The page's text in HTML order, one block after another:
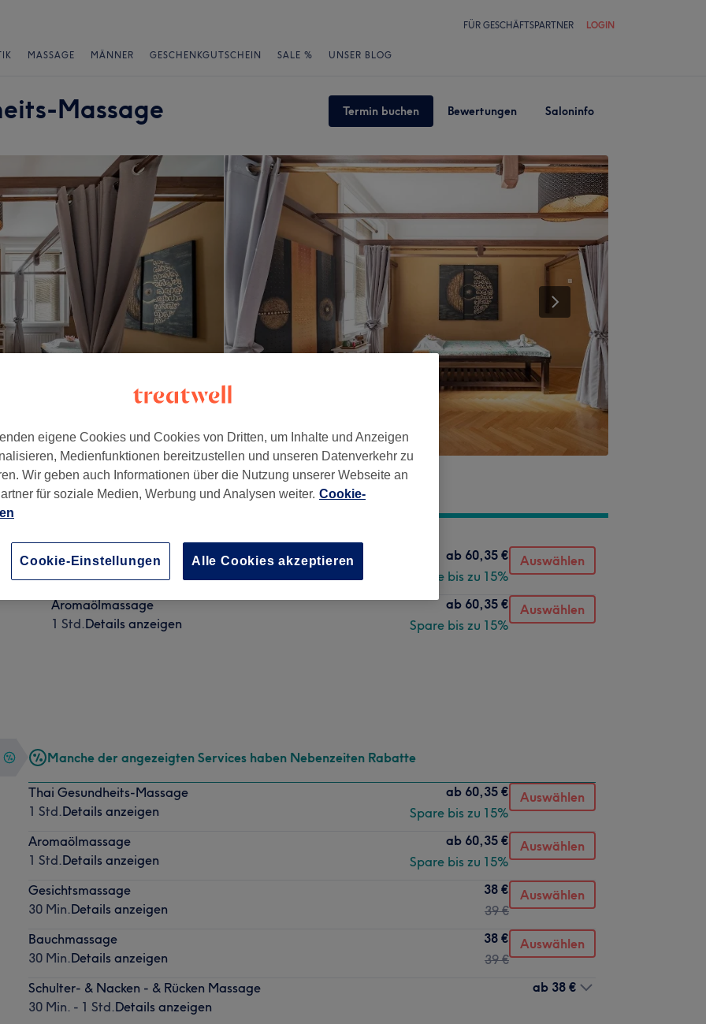
FÜR GESCHÄFTSPARTNER LOGIN
MASSAGE MÄNNER GESCHENKGUTSCHEIN SALE % UNSER BLOG
Massage Termin buchen Bewertungen Saloninfo
, 1130
Thai Gesundheits-Massage
ab 60,35 €
Spare bis zu 15%
Auswählen
Aromaölmassage
1 Std.Details anzeigen
ab 60,35 €
Spare bis zu 15%
Auswählen
Manche der angezeigten Services haben Nebenzeiten Rabatte
Thai Gesundheits-Massage
1 Std.Details anzeigen
ab 60,35 €
Spare bis zu 15%
Auswählen
Aromaölmassage
1 Std.Details anzeigen
ab 60,35 €
Spare bis zu 15%
Auswählen
Gesichtsmassage
30 Min.Details anzeigen
38 €
39 €
Auswählen
Bauchmassage
30 Min.Details anzeigen
38 €
39 €
Auswählen
Schulter- & Nacken - & Rücken Massage
30 Min. - 1 Std.Details anzeigen
ab 38 €
eigene Cookies und Cookies von Dritten, um Inhalte und Anzeigen
Medienfunktionen bereitzustellen und unseren Datenverkehr zu
Wir geben auch Informationen über die Nutzung unserer Webseite an
für soziale Medien, Werbung und Analysen weiter. Cookie-
Alle Cookies akzeptieren
Cookie-Einstellungen